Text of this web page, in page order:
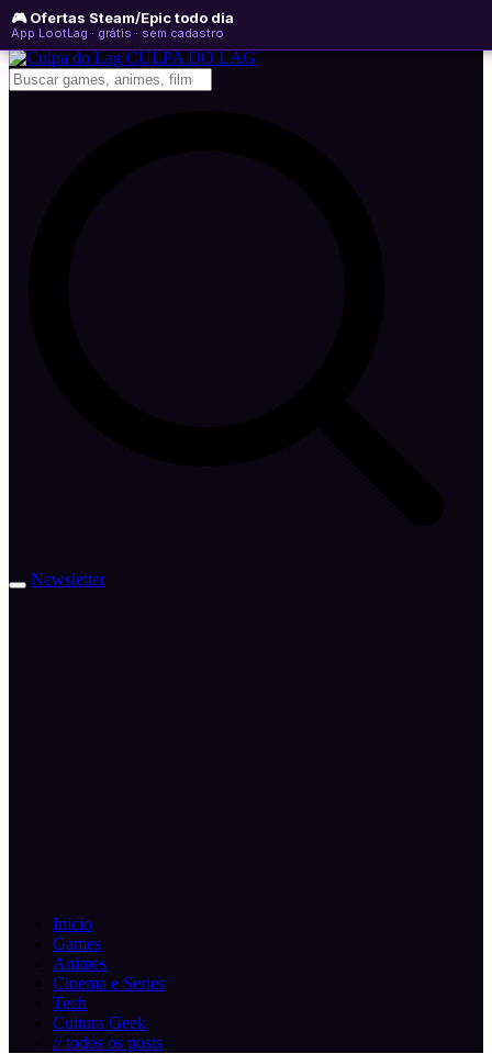
🎮 Ofertas Steam/Epic todo dia
App LootLag · grátis · sem cadastro
sábado, 08 de agosto de 2026 WhatsApp
Newsletter
CULPA DO LAG
Newsletter
Inicio
Games
Animes
Cinema e Series
Tech
Cultura Geek
// todos os posts